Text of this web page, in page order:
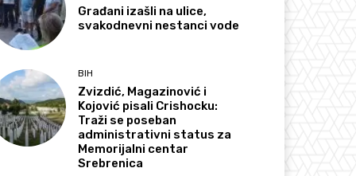
Građani izašli na ulice,
svakodnevni nestanci vode
BIH
Zvizdić, Magazinović i
Kojović pisali Crishocku:
Traži se poseban
administrativni status za
Memorijalni centar
Srebrenica